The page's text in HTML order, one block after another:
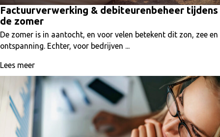
Factuurverwerking & debiteurenbeheer tijdens
de zomer
De zomer is in aantocht, en voor velen betekent dit zon, zee en
ontspanning. Echter, voor bedrijven ...
Lees meer